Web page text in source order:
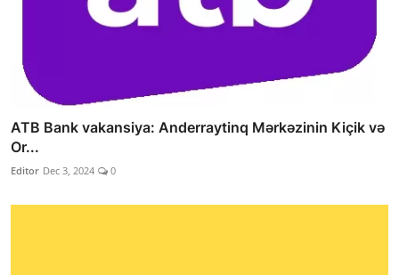
ATB Bank vakansiya: Anderraytinq Mərkəzinin Kiçik və
Or...
Editor Dec 3, 2024 0